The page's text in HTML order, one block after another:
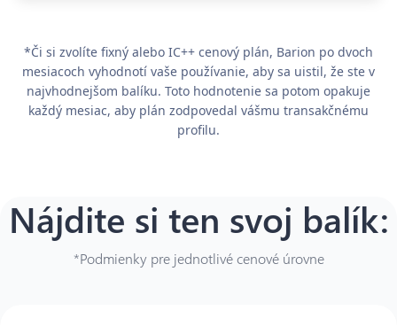
*Či si zvolíte fixný alebo IC++ cenový plán, Barion po dvoch
mesiacoch vyhodnotí vaše používanie, aby sa uistil, že ste v
najvhodnejšom balíku. Toto hodnotenie sa potom opakuje
každý mesiac, aby plán zodpovedal vášmu transakčnému
profilu.
Nájdite si ten svoj balík:
*Podmienky pre jednotlivé cenové úrovne